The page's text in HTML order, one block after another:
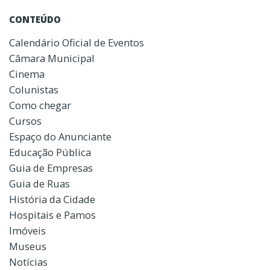
CONTEÚDO
Calendário Oficial de Eventos
Câmara Municipal
Cinema
Colunistas
Como chegar
Cursos
Espaço do Anunciante
Educação Pública
Guia de Empresas
Guia de Ruas
História da Cidade
Hospitais e Pamos
Imóveis
Museus
Notícias